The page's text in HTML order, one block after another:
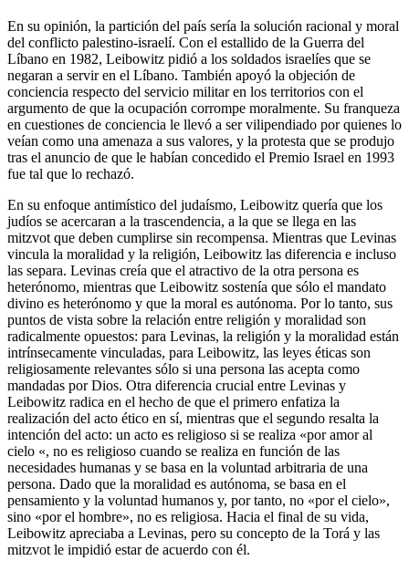
En su opinión, la partición del país sería la solución racional y moral
del conflicto palestino-israelí. Con el estallido de la Guerra del
Líbano en 1982, Leibowitz pidió a los soldados israelíes que se
negaran a servir en el Líbano. También apoyó la objeción de
conciencia respecto del servicio militar en los territorios con el
argumento de que la ocupación corrompe moralmente. Su franqueza
en cuestiones de conciencia le llevó a ser vilipendiado por quienes lo
veían como una amenaza a sus valores, y la protesta que se produjo
tras el anuncio de que le habían concedido el Premio Israel en 1993
fue tal que lo rechazó.
En su enfoque antimístico del judaísmo, Leibowitz quería que los
judíos se acercaran a la trascendencia, a la que se llega en las
mitzvot que deben cumplirse sin recompensa. Mientras que Levinas
vincula la moralidad y la religión, Leibowitz las diferencia e incluso
las separa. Levinas creía que el atractivo de la otra persona es
heterónomo, mientras que Leibowitz sostenía que sólo el mandato
divino es heterónomo y que la moral es autónoma. Por lo tanto, sus
puntos de vista sobre la relación entre religión y moralidad son
radicalmente opuestos: para Levinas, la religión y la moralidad están
intrínsecamente vinculadas, para Leibowitz, las leyes éticas son
religiosamente relevantes sólo si una persona las acepta como
mandadas por Dios. Otra diferencia crucial entre Levinas y
Leibowitz radica en el hecho de que el primero enfatiza la
realización del acto ético en sí, mientras que el segundo resalta la
intención del acto: un acto es religioso si se realiza «por amor al
cielo «, no es religioso cuando se realiza en función de las
necesidades humanas y se basa en la voluntad arbitraria de una
persona. Dado que la moralidad es autónoma, se basa en el
pensamiento y la voluntad humanos y, por tanto, no «por el cielo»,
sino «por el hombre», no es religiosa. Hacia el final de su vida,
Leibowitz apreciaba a Levinas, pero su concepto de la Torá y las
mitzvot le impidió estar de acuerdo con él.